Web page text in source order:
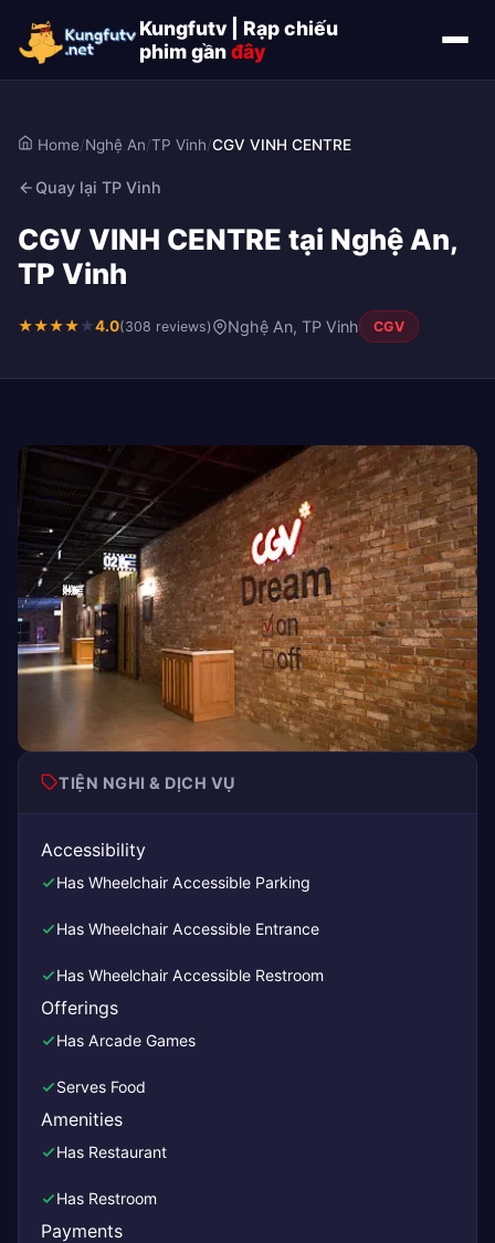
Kungfutv | Rạp chiếu
phim gầnđây
Home/Nghệ An/TP Vinh/CGV VINH CENTRE
Quay lại TP Vinh
CGV VINH CENTRE tại Nghệ An,
TP Vinh
★★★★★4.0(308 reviews) Nghệ An, TP Vinh CGV
TIỆN NGHI & DỊCH VỤ
Accessibility
Has Wheelchair Accessible Parking
Has Wheelchair Accessible Entrance
Has Wheelchair Accessible Restroom
Offerings
Has Arcade Games
Serves Food
Amenities
Has Restaurant
Has Restroom
Payments